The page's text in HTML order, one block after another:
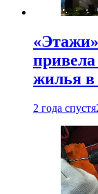
жилья в
2 года спустя